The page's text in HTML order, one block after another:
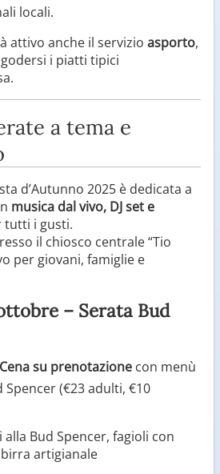
locali.
attivo anche il servizio asporto,
i piatti tipici
a tema e
d’Autunno 2025 è dedicata a
musica dal vivo, DJ set e
tutti i gusti.
il chiosco centrale “Tio
per giovani, famiglie e
– Serata Bud
Cena su prenotazione con menù
Spencer (€23 adulti, €10
alla Bud Spencer, fagioli con
artigianale